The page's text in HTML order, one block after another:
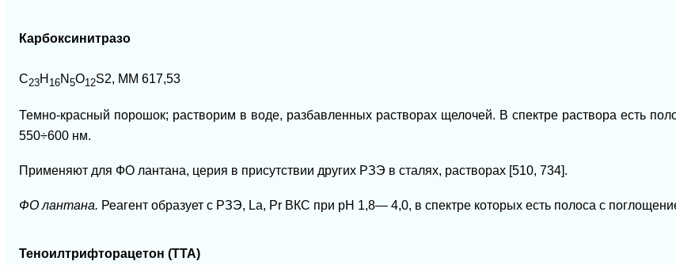
Карбоксинитразо
C23H 16N 5О12S2, ММ 617,53
Темно-красный порошок; растворим в воде, разбавленных растворах щелочей. В спектре раствора есть
550÷600 нм.
Применяют для ФО лантана, церия в присутствии других РЗЭ в сталях, растворах [510, 734].
ФО лантана. Реагент образует с РЗЭ, La, Рr ВКС при рН 1,8— 4,0, в спектре которых есть полоса с
Теноилтрифторацетон (ТТА)